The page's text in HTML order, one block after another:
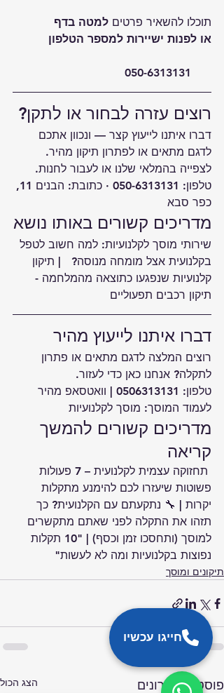
תוכלו להשאיר פרטים למטה בדף
או לפנות ישיירות למספר הטלפון
050-6313131
רוצים עזרה לבחור או לתקן?
דברו איתנו לייעוץ קצר — ונכוון אתכם
לדגם מתאים או לפתרון תיקון מהיר.
לצפייה בהמלאי שלנו או לעבור לחנות.
טלפון: 050-6313131 · כתובת: הבנים 11,
כפר סבא
מדריכים קשורים באותו נושא
שירותי מוסך לקלנועיות: למה חשוב לטפל
בקלנועית אצל מומחה מנוסה?
| תיקון
קלנועיות שנפגעו כתוצאה מהמלחמה -
תיקון רכבים תפעוליים
דברו איתנו לייעוץ מהיר
רוצים המלצה לדגם מתאים או פתרון
לתקלה? אנחנו כאן כדי לעזור.
טלפון: 0506313131
| וואטסאפ מהיר
לעמוד המוסך: מוסך לקלנועיות
מדריכים קשורים להמשך
קריאה
תחזוקה עצמית לקלנועית – 7 פעולות
פשוטות שיעזרו לכם להימנע מתקלות
יקרות | 🔧 נתקעתם עם הקלנועית? כך
תזהו את התקלה לפני שאתם מתקשרים
למוסך (ותחסכו זמן וכסף) |
"10 תקלות
נפוצות בקלנועיות ומה לא לעשות"
תיקונים ומוסך
פוסטים אחרונים הצג הכול
חייגו עכשיו